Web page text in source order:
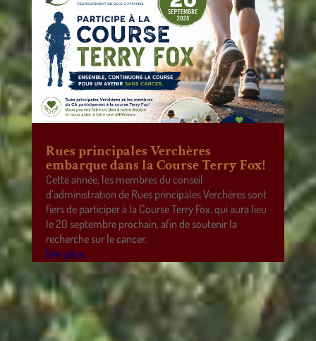
Rues principales Verchères
embarque dans la Course Terry Fox!
Cette année, les membres du conseil
d’administration de Rues principales Verchères sont
fiers de participer à la Course Terry Fox, qui aura lieu
le 20 septembre prochain, afin de soutenir la
recherche sur le cancer.
lire plus